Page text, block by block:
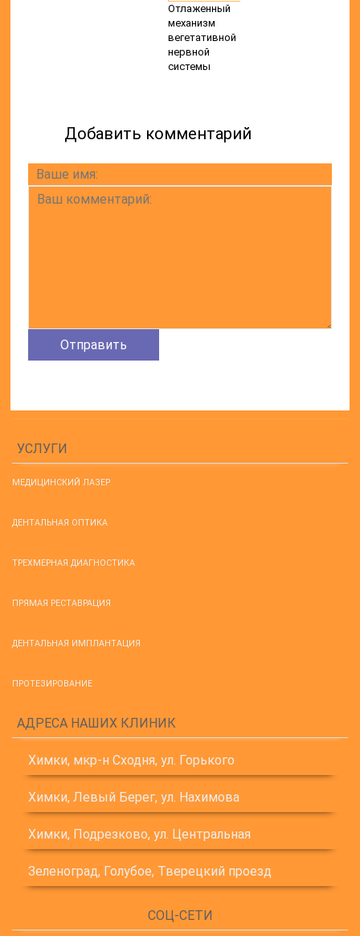
Отлаженный
механизм
вегетативной
нервной
системы
Добавить комментарий
УСЛУГИ
МЕДИЦИНСКИЙ ЛАЗЕР
ДЕНТАЛЬНАЯ ОПТИКА
ТРЕХМЕРНАЯ ДИАГНОСТИКА
ПРЯМАЯ РЕСТАВРАЦИЯ
ДЕНТАЛЬНАЯ ИМПЛАНТАЦИЯ
ПРОТЕЗИРОВАНИЕ
АДРЕСА НАШИХ КЛИНИК
Химки, мкр-н Сходня, ул. Горького
Химки, Левый Берег, ул. Нахимова
Химки, Подрезково, ул. Центральная
Зеленоград, Голубое, Тверецкий проезд
СОЦ-СЕТИ